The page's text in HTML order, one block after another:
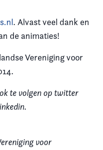
. Alvast veel dank en
de animaties!
Vereniging voor
te volgen op twitter
voor